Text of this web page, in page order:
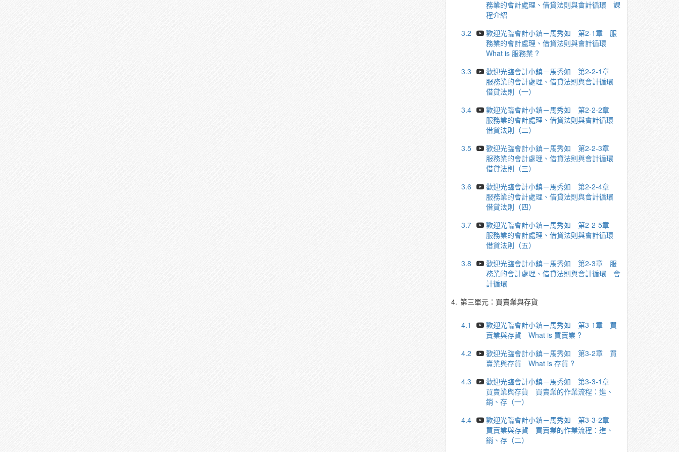
務業的會計處理、借貸法則與會計循環 課
程介紹
3.2
歡迎光臨會計小鎮－馬秀如 第2-1章 服
務業的會計處理、借貸法則與會計循環
What is 服務業 ?
3.3
歡迎光臨會計小鎮－馬秀如 第2-2-1章
服務業的會計處理、借貸法則與會計循環
借貸法則（一）
3.4
歡迎光臨會計小鎮－馬秀如 第2-2-2章
服務業的會計處理、借貸法則與會計循環
借貸法則（二）
3.5
歡迎光臨會計小鎮－馬秀如 第2-2-3章
服務業的會計處理、借貸法則與會計循環
借貸法則（三）
3.6
歡迎光臨會計小鎮－馬秀如 第2-2-4章
服務業的會計處理、借貸法則與會計循環
借貸法則（四）
3.7
歡迎光臨會計小鎮－馬秀如 第2-2-5章
服務業的會計處理、借貸法則與會計循環
借貸法則（五）
3.8
歡迎光臨會計小鎮－馬秀如 第2-3章 服
務業的會計處理、借貸法則與會計循環 會
計循環
4. 第三單元：買賣業與存貨
4.1
歡迎光臨會計小鎮－馬秀如 第3-1章 買
賣業與存貨 What is 買賣業 ?
4.2
歡迎光臨會計小鎮－馬秀如 第3-2章 買
賣業與存貨 What is 存貨 ?
4.3
歡迎光臨會計小鎮－馬秀如 第3-3-1章
買賣業與存貨 買賣業的作業流程：進、
銷、存（一）
4.4
歡迎光臨會計小鎮－馬秀如 第3-3-2章
買賣業與存貨 買賣業的作業流程：進、
銷、存（二）